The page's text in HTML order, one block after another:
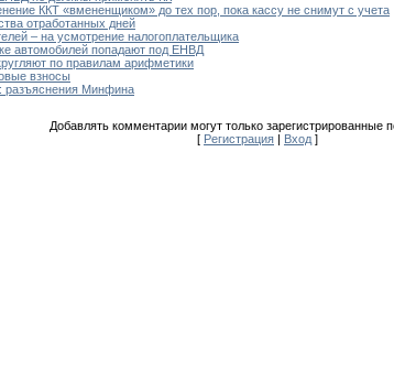
ККТ «вмененщиком» до тех пор, пока кассу не снимут с учета
отработанных дней
– на усмотрение налогоплательщика
автомобилей попадают под ЕНВД
по правилам арифметики
взносы
разъяснения Минфина
Добавлять комментарии могут только зарегистрированные
[ Регистрация | Вход ]